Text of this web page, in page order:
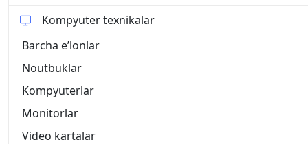
Kompyuter texnikalar
Barcha eʼlonlar
Noutbuklar
Kompyuterlar
Monitorlar
Video kartalar